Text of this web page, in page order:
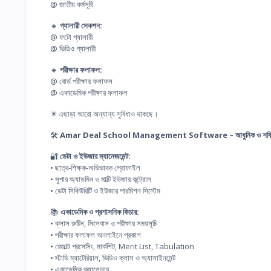
@ জাতীয় কর্মসূচী
🔸 গ্যালারী সেকশন:
@ ফটো গ্যালারী
@ ভিডিও গ্যালারী
🔸 পরীক্ষার ফলাফল:
@ বোর্ড পরীক্ষার ফলাফল
@ একাডেমিক পরীক্ষার ফলাফল
✴️ এছাড়া আরো অন্যান্য সুবিধাও থাকছে।
🛠️ Amar Deal School Management Software – আধুনিক ও
🔐ডেটা ও ইউজার ম্যানেজমেন্ট:
• ছাত্র-শিক্ষক-অভিভাবক প্রোফাইল
• সুপার অ্যাডমিন ও মাল্টি ইউজার কন্ট্রোল
• ডেটা সিকিউরিটি ও ইউজার পারমিশন সিস্টেম
📚 একাডেমিক ও প্রশাসনিক ফিচার:
• ক্লাস রুটিন, সিলেবাস ও পরীক্ষার সময়সূচি
• পরীক্ষার ফলাফল অনলাইনে প্রকাশ
• রেজাল্ট প্রসেসিং, মার্কশিট, Merit List, Tabulation
• স্টাডি ম্যাটেরিয়াল, ভিডিও ক্লাস ও অ্যাসাইনমেন্ট